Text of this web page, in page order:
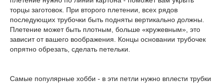
торцы заготовок. При второго плетении, всех рядов
последующих трубочки быть подняты вертикально должны.
Плетение может быть плотным, больше «кружевным», это
зависит от вашего воображения. Концы основании трубочек
опрятно обрезать, сделать петельки.
Самые популярные хобби - в эти петли нужно вплести трубки